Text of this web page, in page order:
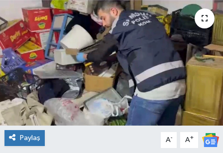
Paylaş A- A+
Yemek
Manşet Haberi
Haber Arşivi